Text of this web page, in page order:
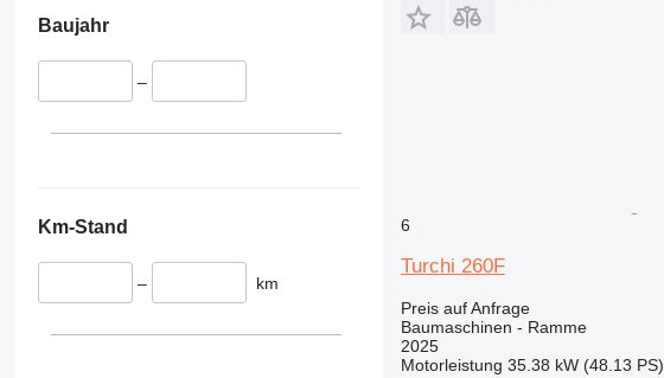
340
374
390
VMT
Baujahr
–
Km-Stand
– km
6
Turchi 260F
Preis auf Anfrage
Baumaschinen - Ramme
2025
Motorleistung 35.38 kW (48.13 PS)